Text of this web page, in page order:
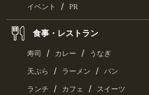
イベント / PR
食事・レストラン
寿司 / カレー / うなぎ
天ぷら / ラーメン / パン
ランチ / カフェ / スイーツ